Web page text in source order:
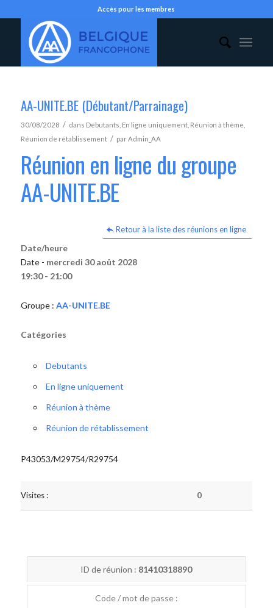
Accès pour les membres
AA-UNITE.BE (Débutant/Parrainage)
30/08/2028 / dans Debutants En ligne uniquement, Réunion à thème
Réunion de rétablissement / parAdmin_AA
Réunion en ligne du groupe
AA-UNITE.BE
Retour à la liste des réunions en ligne
Date/heure
Date - mercredi 30 août 2028
19:30 - 21:00
Groupe : AA-UNITE.BE
Catégories
Debutants
En ligne uniquement
Réunion à thème
Réunion de rétablissement
P43053/M29754/R29754
Visites : 0
ID de réunion : 81410318890
Code / mot de passe :